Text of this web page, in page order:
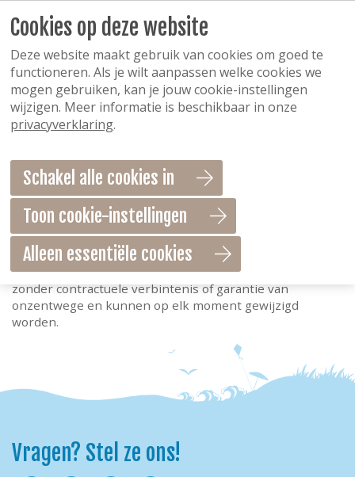
Disclaimer
Disclaimer
Deze site is met grote zorg samengesteld. Desondanks
kunnen geen garanties gegeven worden met betrekking
opgegeven prijzen en informatie op deze site. Wij
kunnen niet aansprakelijk gesteld worden voor de
inhoud van deze informatie of voor de gevolgen van het
gebruik daarvan.
Aan de gegevens, zoals die in deze site worden
weergegeven, kunnen geen rechten worden ontleend,
zij worden vrijblijvend verstrekt, enkel ter inlichting,
zonder contractuele verbintenis of garantie van
onzentwege en kunnen op elk moment gewijzigd
worden.
Vragen? Stel ze ons!
Cookies op deze website
Deze website maakt gebruik van cookies om goed te
functioneren. Als je wilt aanpassen welke cookies we
mogen gebruiken, kan je jouw cookie-instellingen
wijzigen. Meer informatie is beschikbaar in onze
privacyverklaring.
Schakel alle cookies in
Toon cookie-instellingen
Alleen essentiële cookies